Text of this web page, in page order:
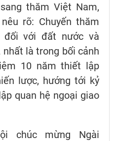
thăm Việt Nam,
rõ: Chuyến thăm
với đất nước và
là trong bối cảnh
10 năm thiết lập
lược, hướng tới kỷ
quan hệ ngoại giao
chúc mừng Ngài